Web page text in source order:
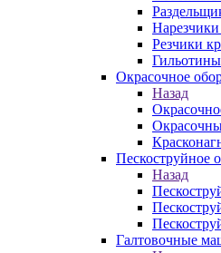
Резчики
Окрасочное
Назад
Пескоструйное
Назад
Галтовочные